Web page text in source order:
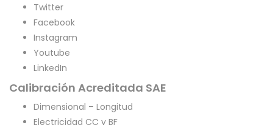
Twitter
Facebook
Instagram
Youtube
LinkedIn
Calibración Acreditada SAE
Dimensional – Longitud
Electricidad CC y BF